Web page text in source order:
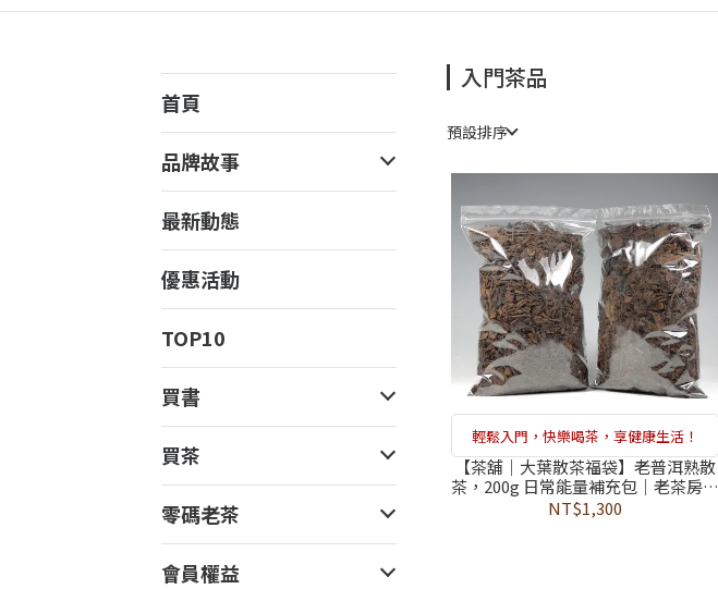
首頁
品牌故事
最新動態
優惠活動
TOP10
買書
買茶
零碼老茶
會員權益
入門茶品
預設排序
輕鬆入門，快樂喝茶，享健康生活！
【茶舖｜大葉散茶福袋】老普洱熟散
茶，200g 日常能量補充包｜老茶房黎
時國精選推薦，通過 374 項農藥檢測
合格｜補足日常能量耗損，為您的
NT$1,300